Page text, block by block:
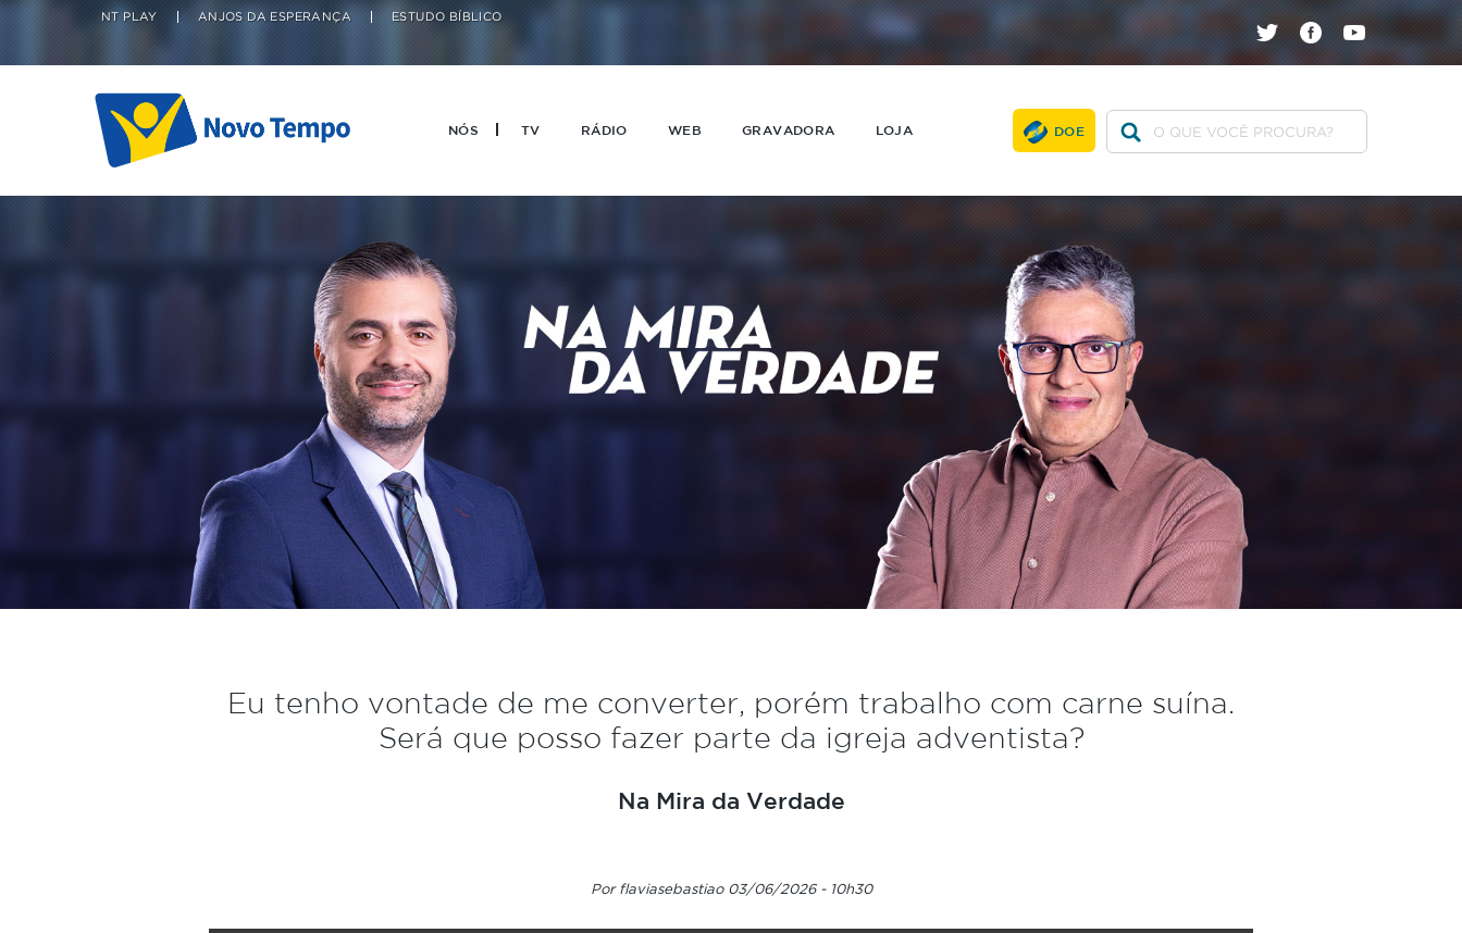
NÓS TV RÁDIO WEB
NT PLAY ANJOS DA ESPERANÇA ESTUDO BÍBLICO
GRAVADORA LOJA DOE
youtube
Eu tenho vontade de me converter, porém trabalho com carne suína.
Será que posso fazer parte da igreja adventista?
Na Mira da Verdade
Por flaviasebastiao 03/06/2026 - 10h30